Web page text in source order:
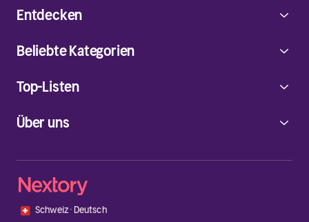
Über uns
Entdecken
Beliebte Kategorien
Top-Listen
🇨🇭 Schweiz·Deutsch